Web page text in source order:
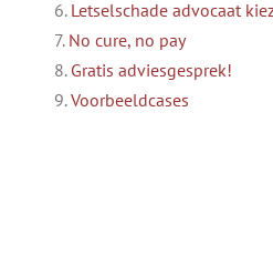
6. Letselschade advocaat
7. No cure, no pay
8. Gratis adviesgesprek!
9.Voorbeeldcases